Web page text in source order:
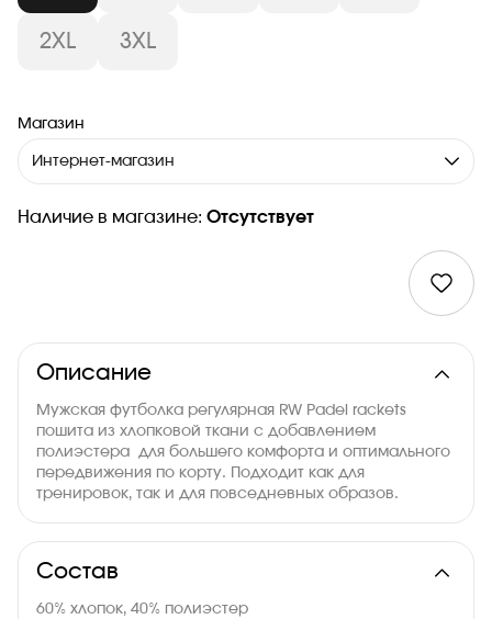
2XL 3XL
Магазин
Интернет-магазин
Наличие в магазине: Отсутствует
Описание
Мужская футболка регулярная RW Padel rackets
пошита из хлопковой ткани с добавлением
полиэстера для большего комфорта и оптимального
передвижения по корту. Подходит как для
тренировок, так и для повседневных образов.
Состав
60% хлопок, 40% полиэстер